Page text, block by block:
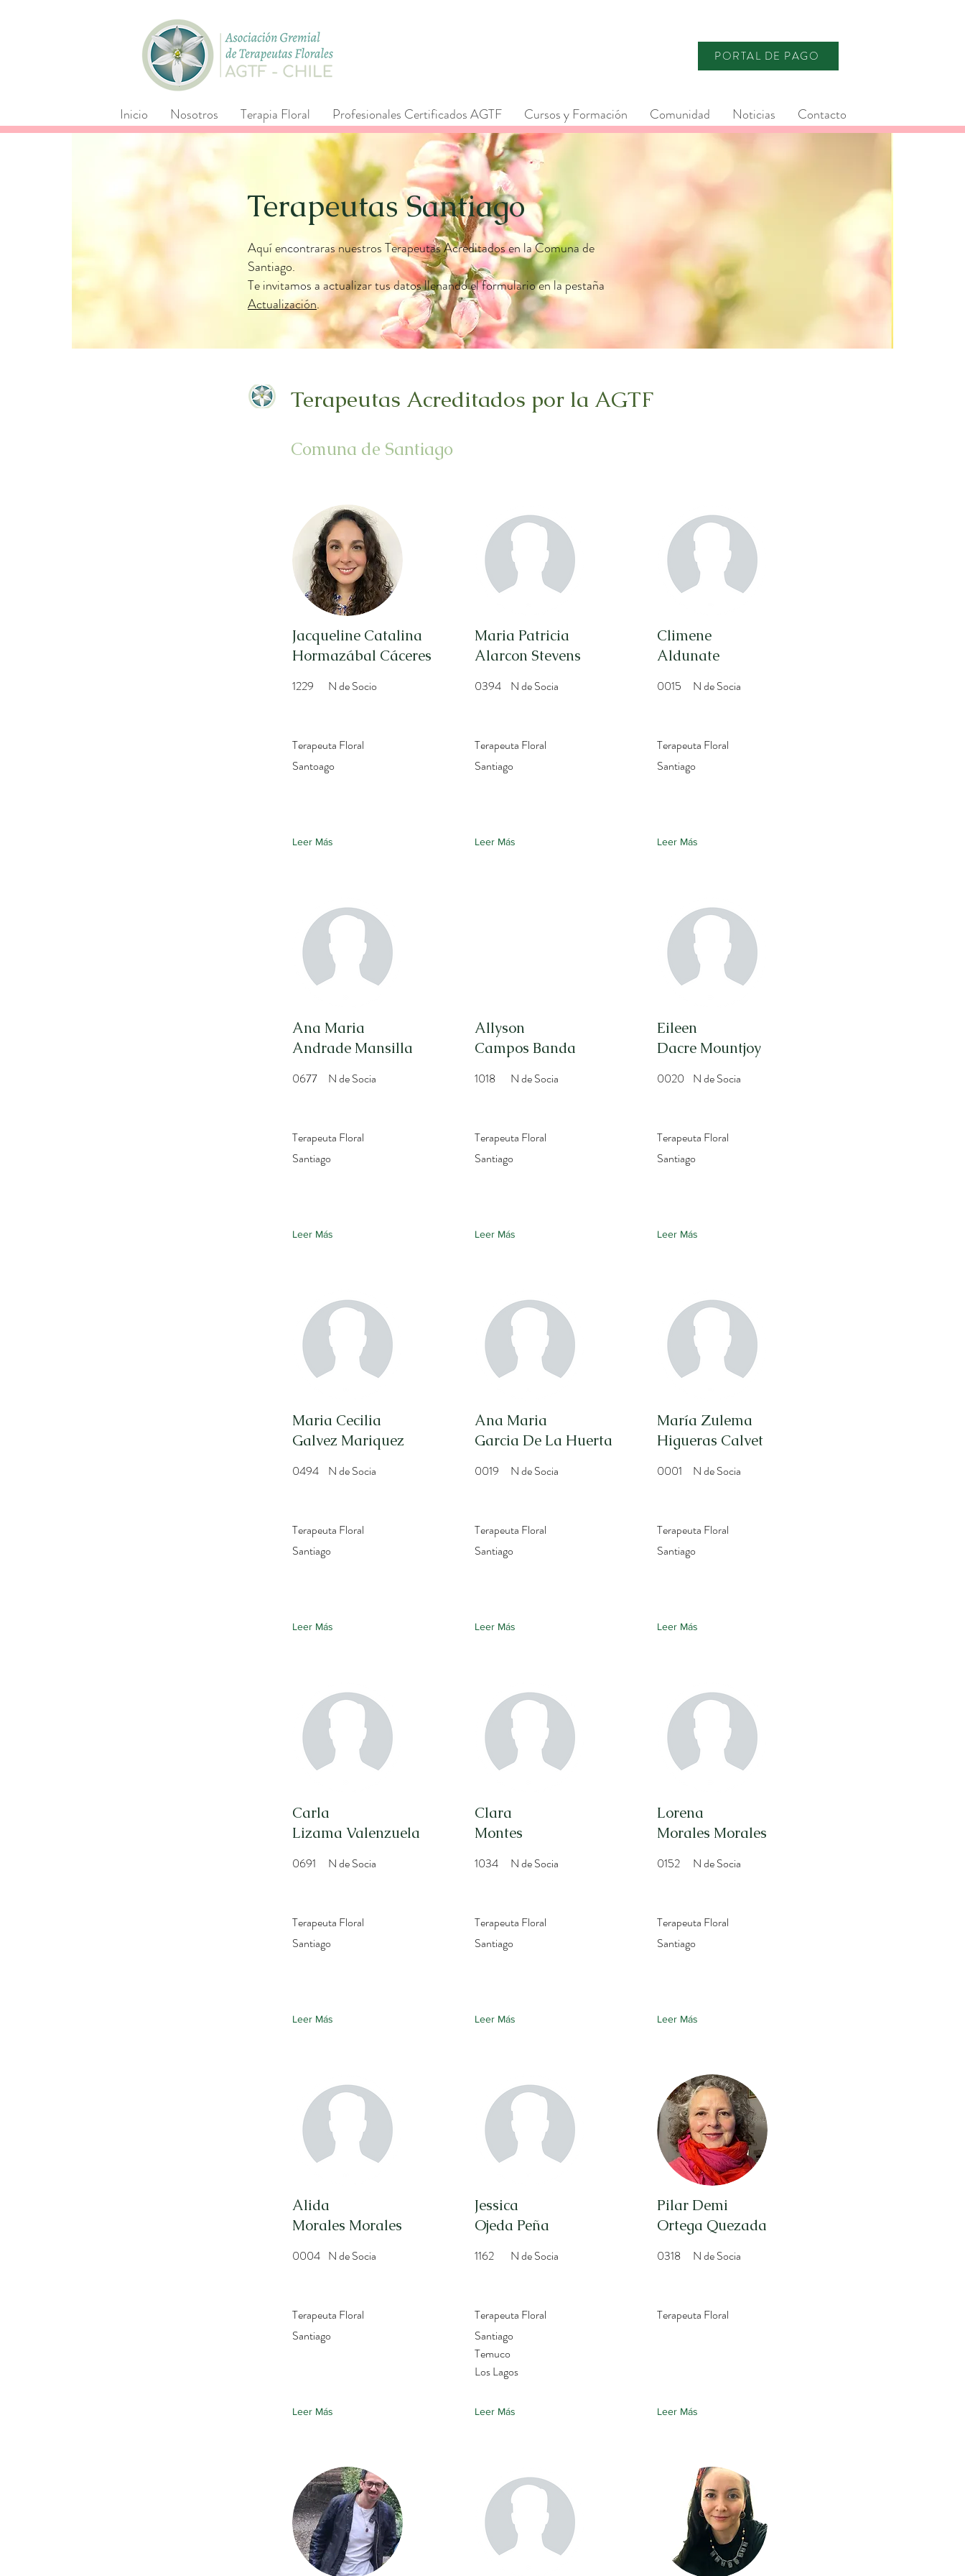
PORTAL DE PAGO
Inicio Nosotros Terapia Floral Profesionales Certificados AGTF Cursos y Formación Comunidad Noticias Contacto
Aquí encontraras nuestros Terapeutas Acreditados en la Comuna de
Santiago.
Te invitamos a actualizar tus datos llenando el formulario en la pestaña
Actualización.
TerapeutasSantiago
Jacqueline Catalina
Hormazábal Cáceres
1229 N de Socio
Terapeuta Floral
Santoago
Leer Más
Ana Maria
Andrade Mansilla
0677 N de Socia
Terapeuta Floral
Santiago
Leer Más
Maria Cecilia
Galvez Mariquez
0494 N de Socia
Terapeuta Floral
Santiago
Leer Más
Carla
Lizama Valenzuela
0691 N de Socia
Terapeuta Floral
Santiago
Leer Más
Alida
Morales Morales
0004 N de Socia
Terapeuta Floral
Santiago
Leer Más
Maria Patricia
Alarcon Stevens
0394 N de Socia
Terapeuta Floral
Santiago
Leer Más
Allyson
Campos Banda
1018 N de Socia
Terapeuta Floral
Santiago
Leer Más
Ana Maria
Garcia De La Huerta
0019 N de Socia
Terapeuta Floral
Santiago
Leer Más
Clara
Montes
1034 N de Socia
Terapeuta Floral
Santiago
Leer Más
Jessica
Ojeda Peña
1162 N de Socia
Terapeuta Floral
Santiago
Temuco
Los Lagos
Leer Más
Climene
Aldunate
0015 N de Socia
Terapeuta Floral
Santiago
Leer Más
Eileen
Dacre Mountjoy
0020 N de Socia
Terapeuta Floral
Santiago
Leer Más
María Zulema
Higueras Calvet
0001 N de Socia
Terapeuta Floral
Santiago
Leer Más
Lorena
Morales Morales
0152 N de Socia
Terapeuta Floral
Santiago
Leer Más
Pilar Demi
Ortega Quezada
0318 N de Socia
Terapeuta Floral
Leer Más
Terapeutas Acreditados por la AGTF
Comuna de Santiago